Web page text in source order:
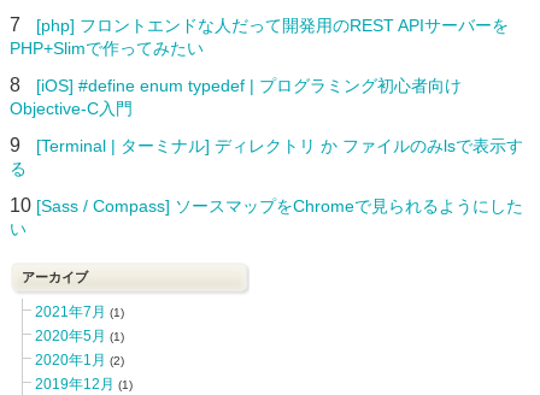
7
[php] フロントエンドな人だって開発用のREST APIサーバーを
PHP+Slimで作ってみたい
8
[iOS] #define enum typedef | プログラミング初心者向け
Objective-C入門
9
[Terminal | ターミナル] ディレクトリ か ファイルのみlsで表示す
る
10 [Sass / Compass] ソースマップをChromeで見られるようにした
い
アーカイブ
2021年7月 (1)
2020年5月 (1)
2020年1月 (2)
2019年12月 (1)